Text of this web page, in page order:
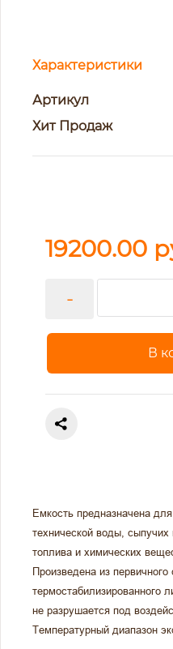
Характеристики
Артикул
Хит Продаж
19200.00
-
В
Емкость предназначена
технической воды,
топлива и химических
Произведена из
термостабилизированного
не разрушается под
Температурный диапазон